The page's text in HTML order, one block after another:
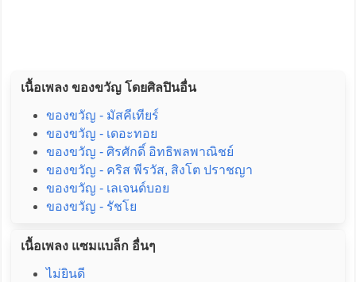
เนื้อเพลง ของขวัญ โดยศิลปินอื่น
ของขวัญ - มัสคีเทียร์
ของขวัญ - เดอะทอย
ของขวัญ - ศิรศักดิ์ อิทธิพลพาณิชย์
ของขวัญ - คริส พีรวัส, สิงโต ปราชญา
ของขวัญ - เลเจนด์บอย
ของขวัญ - รัชโย
เนื้อเพลง แซมแบล็ก อื่นๆ
ไม่ยินดี